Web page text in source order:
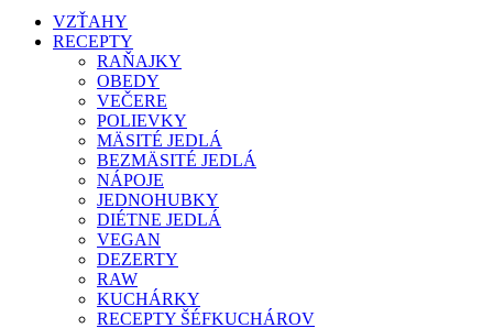
VZŤAHY
RECEPTY
RAŇAJKY
OBEDY
VEČERE
POLIEVKY
MÄSITÉ JEDLÁ
BEZMÄSITÉ JEDLÁ
NÁPOJE
JEDNOHUBKY
DIÉTNE JEDLÁ
VEGAN
DEZERTY
RAW
KUCHÁRKY
RECEPTY ŠÉFKUCHÁROV